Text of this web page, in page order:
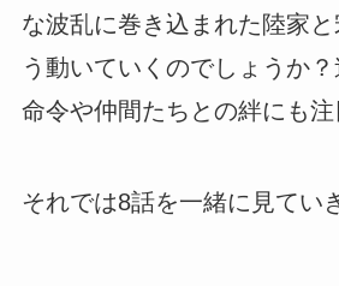
な波乱に巻き込まれた陸家
う動いていくのでしょうか
命令や仲間たちとの絆にも注
それでは8話を一緒に見てい